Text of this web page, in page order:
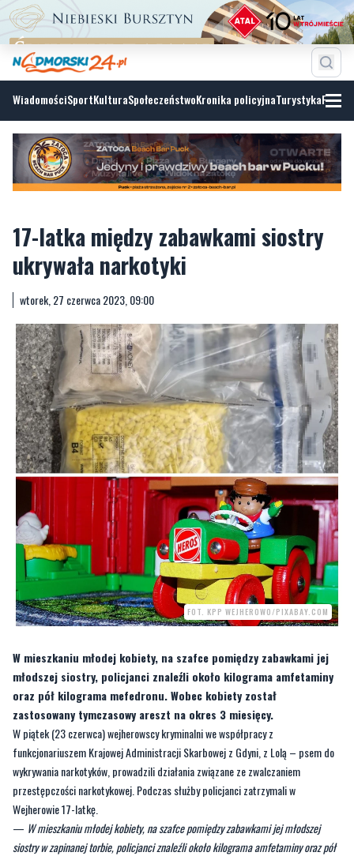
WiadomościSportKulturaSpołeczeństwoKronika policyjnaTurystyka
17-latka między zabawkami siostry
ukrywała narkotyki
wtorek, 27 czerwca 2023, 09:00
FOT. KPP WEJHEROWO/PIXABAY.COM
W mieszkaniu młodej kobiety, na szafce pomiędzy zabawkami jej
młodszej siostry, policjanci znaleźli około kilograma amfetaminy
oraz pół kilograma mefedronu. Wobec kobiety został
zastosowany tymczasowy areszt na okres 3 miesięcy.
W piątek (23 czerwca) wejherowscy kryminalni we współpracy z
funkcjonariuszem Krajowej Administracji Skarbowej z Gdyni, z Lolą – psem do
wykrywania narkotyków, prowadzili działania związane ze zwalczaniem
przestępczości narkotykowej. Podczas służby policjanci zatrzymali w
Wejherowie 17-latkę.
— W mieszkaniu młodej kobiety, na szafce pomiędzy zabawkami jej młodszej
siostry w zapinanej torbie, policjanci znaleźli około kilograma amfetaminy oraz pół